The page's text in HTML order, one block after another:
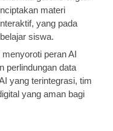
materi
yang pada
siswa.
peran AI
perlindungan data
yang terintegrasi, tim
yang aman bagi